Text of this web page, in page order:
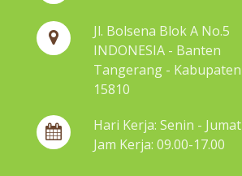
Jl. Bolsena Blok A No.5
INDONESIA - Banten
Tangerang - Kabupaten
15810
Hari Kerja: Senin - Jumat
Jam Kerja: 09.00-17.00